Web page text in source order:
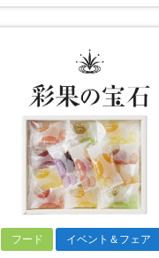
フード イベント＆フェア